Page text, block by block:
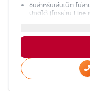
ซิมสำหรับเล่นเน็ต ไม่
ปกติได้ (โทรผ่าน Line
มีเบอร์ให้ รับ SMS ไ
แชร์ฮอตสปอต
ใช้สำเนา Passport หรื
ใช้ได้เฉพาะในประเทศ
มี 2 แบบให้เลือก ซิมป